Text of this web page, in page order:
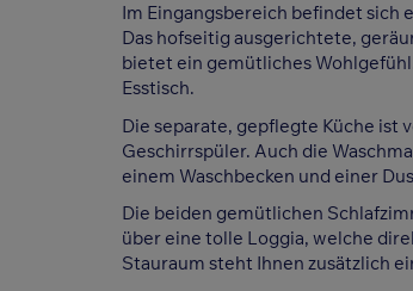
Im Eingangsbereich befindet sich
Das hofseitig ausgerichtete,
bietet ein gemütliches
Esstisch.
Die separate, gepflegte Küche ist
Geschirrspüler. Auch die
einem Waschbecken und einer
Die beiden gemütlichen
über eine tolle Loggia, welche
Stauraum steht Ihnen zusätzlich